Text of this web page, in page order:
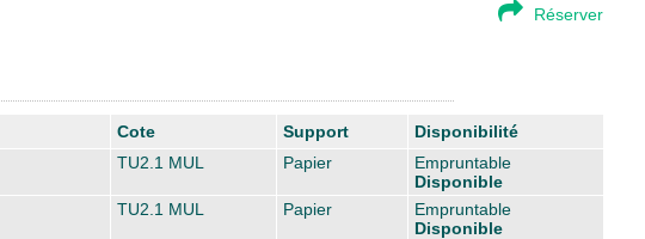
Réserver
Cote Support
Disponibilité
TU2.1 MUL Papier
Empruntable
Disponible
TU2.1 MUL Papier
Empruntable
Disponible